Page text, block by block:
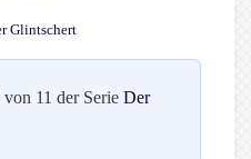
Glintschert
11 der Serie Der